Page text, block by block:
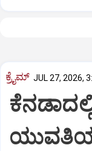
ಕ್ರೈಮ್ JUL 27, 2026,
ಯುವತಿಯ